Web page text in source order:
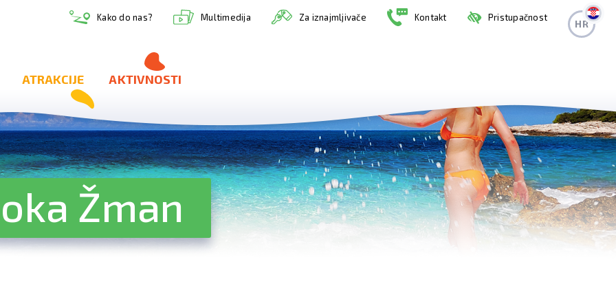
Kako do nas? Multimedija Za iznajmljivače Kontakt Pristupačnost
HR
ATRAKCIJE AKTIVNOSTI
Žman